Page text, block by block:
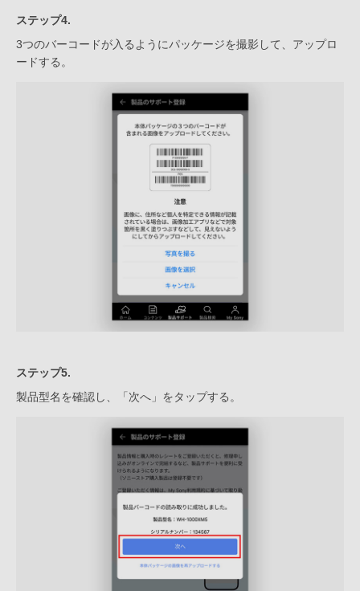
ステップ4.
3つのバーコードが入るようにパッケージを撮影して、アップロ
ードする。
ステップ5.
製品型名を確認し、「次へ」をタップする。